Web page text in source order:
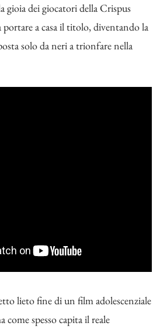
gioia dei giocatori della Crispus
a casa il titolo, diventando la
solo da neri a trionfare nella
lieto fine di un film adolescenziale
come spesso capita il reale